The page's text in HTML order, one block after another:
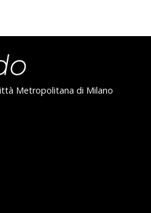
Metropolitana di Milano